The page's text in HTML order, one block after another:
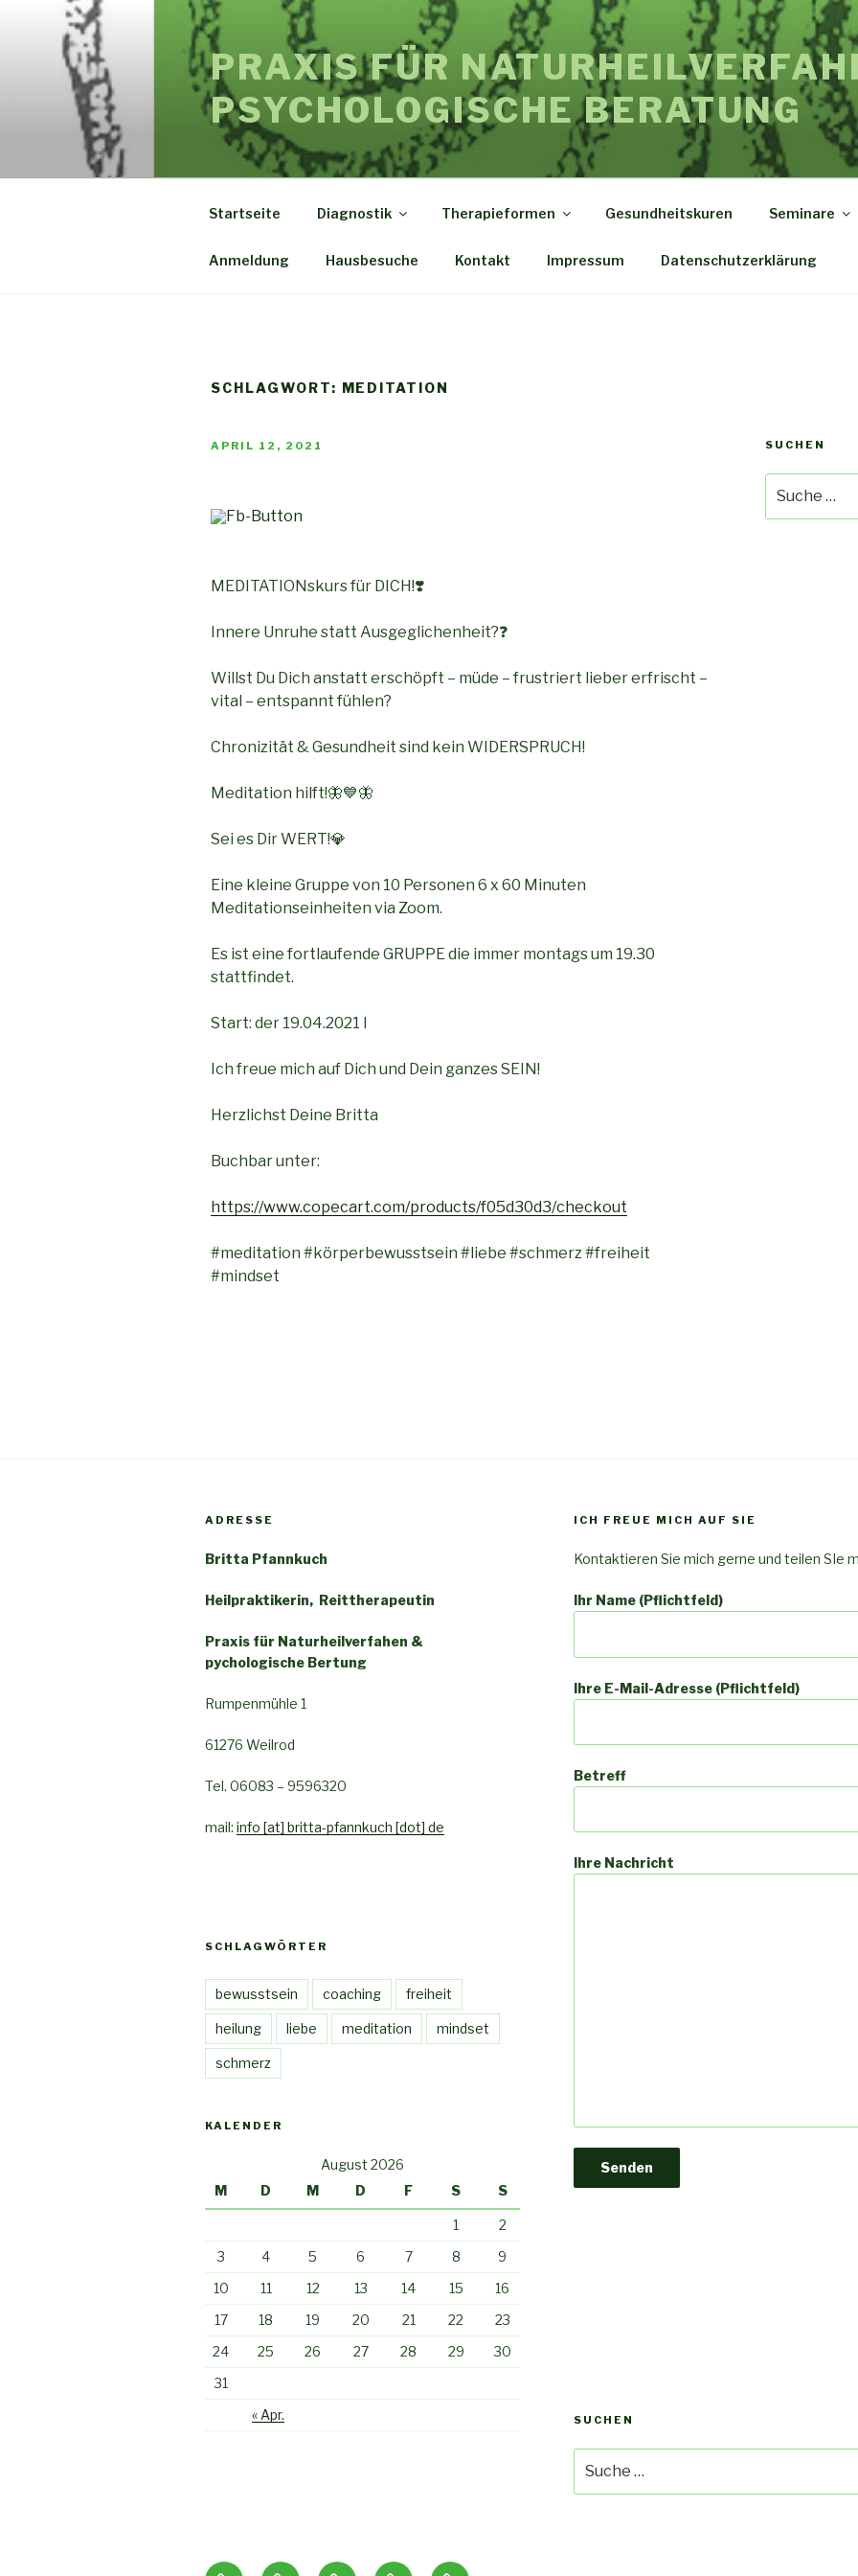
springen
PRAXIS FÜR
PSYCHOLOGISCHE BERATUNG
Startseite Diagnostik Therapieformen Gesundheitskuren Seminare
Anmeldung Hausbesuche Kontakt Impressum Datenschutzerklärung
SCHLAGWORT: MEDITATION
VERÖFFENTLICHT
APRIL 12, 2021
MEDITATIONskurs für DICH!❣️
Innere Unruhe statt Ausgeglichenheit?❓
Willst Du Dich anstatt erschöpft – müde – frustriert lieber erfrischt –
vital – entspannt fühlen?
Chronizität & Gesundheit sind kein WIDERSPRUCH!
Meditation hilft!🦋💙🦋
Sei es Dir WERT!💎
Eine kleine Gruppe von 10 Personen 6 x 60 Minuten
Meditationseinheiten via Zoom.
Es ist eine fortlaufende GRUPPE die immer montags um 19.30
stattfindet.
Start: der 19.04.2021 I
Ich freue mich auf Dich und Dein ganzes SEIN!
Herzlichst Deine Britta
Buchbar unter:
https://www.copecart.com/products/f05d30d3/checkout
#meditation #körperbewusstsein #liebe #schmerz #freiheit
#mindset
SUCHEN
nach:
ADRESSE
Britta Pfannkuch
Heilpraktikerin, Reittherapeutin
Praxis für Naturheilverfahen &
pychologische Bertung
Rumpenmühle 1
61276 Weilrod
Tel. 06083 – 9596320
mail: info [at] britta-pfannkuch [dot] de
SCHLAGWÖRTER
bewusstsein coaching freiheit
heilung liebe meditation mindset
schmerz
KALENDER
August 2026
M
D M D F S S
« Apr.
1
2
3
4 5 6 7 8
9
10
11 12 13 14 15
16
17
18 19 20 21 22
23
24
25 26 27 28 29
30
31
ICH FREUE MICH AUF SIE
Kontaktieren Sie mich gerne und teilen SIe
Ihr Name (Pflichtfeld)
Ihre E-Mail-Adresse (Pflichtfeld)
Betreff
Ihre Nachricht
SUCHEN
nach: